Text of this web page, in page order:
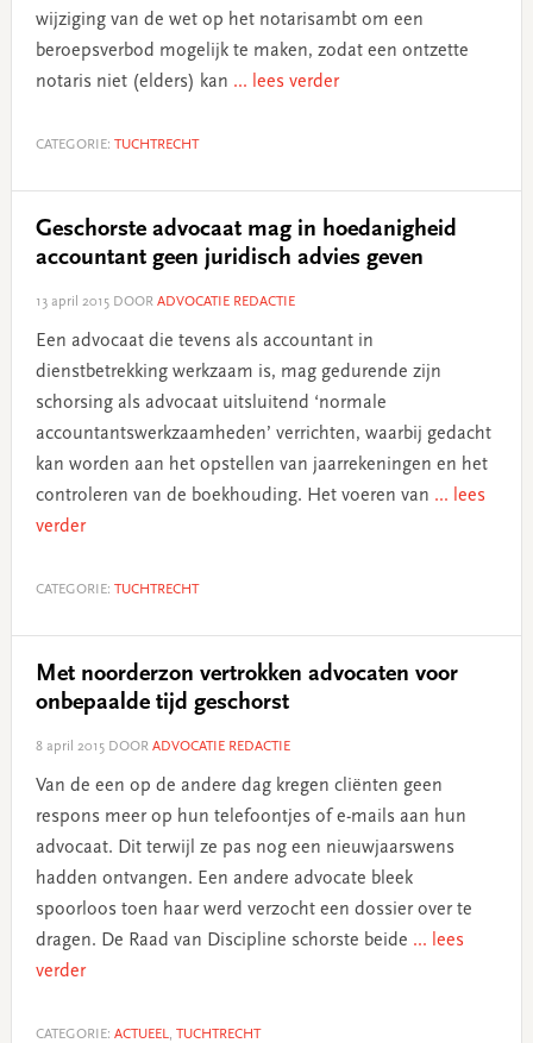
wijziging van de wet op het notarisambt om een
beroepsverbod mogelijk te maken, zodat een ontzette
notaris niet (elders) kan ... lees verder
CATEGORIE: TUCHTRECHT
Geschorste advocaat mag in hoedanigheid
accountant geen juridisch advies geven
13 april 2015DOOR ADVOCATIE REDACTIE
Een advocaat die tevens als accountant in
dienstbetrekking werkzaam is, mag gedurende zijn
schorsing als advocaat uitsluitend ‘normale
accountantswerkzaamheden’ verrichten, waarbij gedacht
kan worden aan het opstellen van jaarrekeningen en het
controleren van de boekhouding. Het voeren van ... lees
verder
CATEGORIE: TUCHTRECHT
Met noorderzon vertrokken advocaten voor
onbepaalde tijd geschorst
8 april 2015DOOR ADVOCATIE REDACTIE
Van de een op de andere dag kregen cliënten geen
respons meer op hun telefoontjes of e-mails aan hun
advocaat. Dit terwijl ze pas nog een nieuwjaarswens
hadden ontvangen. Een andere advocate bleek
spoorloos toen haar werd verzocht een dossier over te
dragen. De Raad van Discipline schorste beide ... lees
verder
CATEGORIE: ACTUEEL, TUCHTRECHT